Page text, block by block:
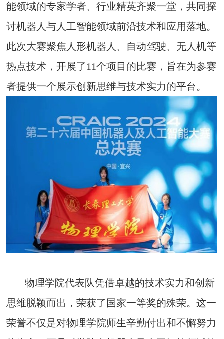
能领域的专家学者、行业精英齐聚一堂，共同探
讨机器人与人工智能领域前沿技术和应用落地。
此次大赛聚焦人形机器人、自动驾驶、无人机等
热点技术，开展了11个项目的比赛，旨在为参赛
者提供一个展示创新思维与技术实力的平台。
物理学院代表队凭借卓越的技术实力和创新
思维脱颖而出，荣获了国家一等奖的殊荣。这一
荣誉不仅是对物理学院师生辛勤付出和不懈努力